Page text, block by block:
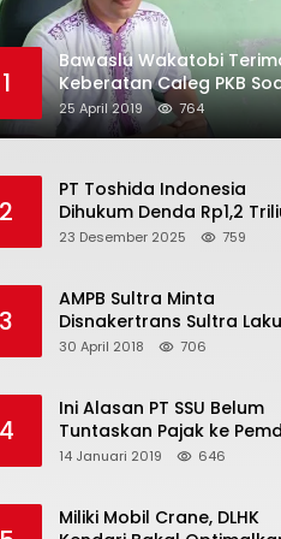
1
Bawaslu Wakatobi
Keberatan Caleg PKB
Penggelembungan Suara
25 April 2019 764
2
PT Toshida Indonesia
Dihukum Denda Rp1,2
atas Aktivitas Tambang
23 Desember 2025 759
3
AMPB Sultra Minta
Disnakertrans Sultra
Sweeping TKA
30 April 2018 706
4
Ini Alasan PT SSU Belum
Tuntaskan Pajak ke
Bombana Sebesar Rp8
14 Januari 2019 646
Miliki Mobil Crane, DLHK